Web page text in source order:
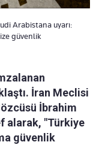
Arabistana uyarı:
güvenlik
İran Meclisi
İbrahim
alarak, "Türkiye
güvenlik